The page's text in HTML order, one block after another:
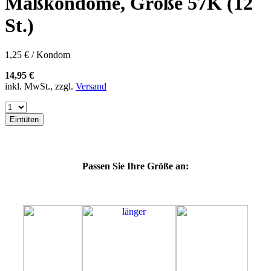
60E
60F
60G
60J
60K
60L
64E
64K
64L
St.)
1,25 € / Kondom
14,95 €
inkl. MwSt., zzgl. Versand
Eintüten
Passen Sie Ihre Größe an: